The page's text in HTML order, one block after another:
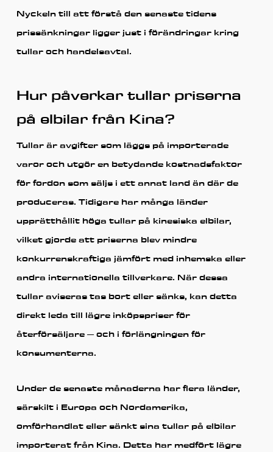
Nyckeln till att förstå den senaste tidens
prissänkningar ligger just i förändringar kring
tullar och handelsavtal.
Hur påverkar tullar priserna
på elbilar från Kina?
Tullar är avgifter som läggs på importerade
varor och utgör en betydande kostnadsfaktor
för fordon som säljs i ett annat land än där de
produceras. Tidigare har många länder
upprätthållit höga tullar på kinesiska elbilar,
vilket gjorde att priserna blev mindre
konkurrenskraftiga jämfört med inhemska eller
andra internationella tillverkare. När dessa
tullar aviseras tas bort eller sänks, kan detta
direkt leda till lägre inköpspriser för
återförsäljare – och i förlängningen för
konsumenterna.
Under de senaste månaderna har flera länder,
särskilt i Europa och Nordamerika,
omförhandlat eller sänkt sina tullar på elbilar
importerat från Kina. Detta har medfört lägre